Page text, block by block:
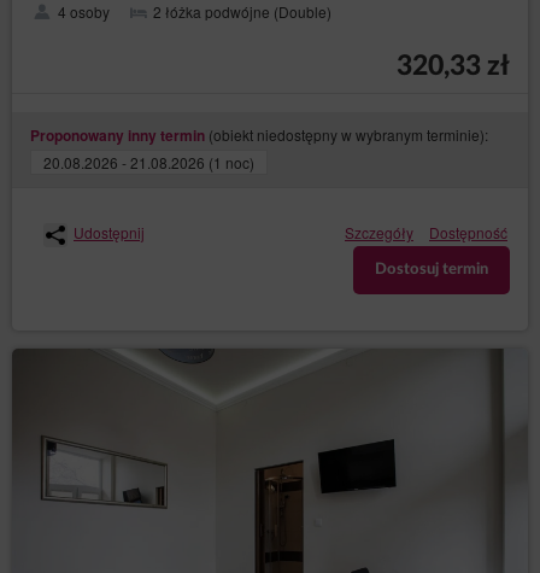
4 osoby 2 łóżka podwójne (Double)
320,33 zł
Proponowany inny termin (obiekt niedostępny w wybranym terminie):
20.08.2026 - 21.08.2026 (1 noc)
Udostępnij Szczegóły Dostępność
Dostosuj termin